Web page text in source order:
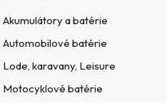
Akumulátory a batérie
Automobilové batérie
Lode, karavany, Leisure
Motocyklové batérie